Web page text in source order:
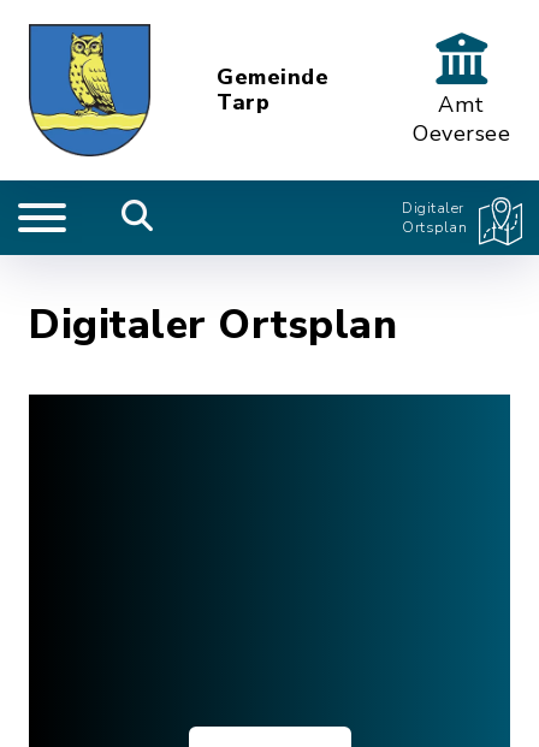
Gemeinde
Tarp
Amt
Oeversee
Digitaler
Ortsplan
Digitaler Ortsplan